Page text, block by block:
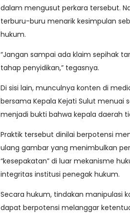
dalam mengusut perkara tersebut.
terburu-buru menarik kesimpulan
hukum.
“Jangan sampai ada klaim sepihak
tahap penyidikan,” tegasnya.
Di sisi lain, munculnya konten di
bersama Kepala Kejati Sulut menuai
menjadi bukti bahwa kepala daerah
Praktik tersebut dinilai berpotensi
ulang gambar yang menimbulkan
“kesepakatan” di luar mekanisme
integritas institusi penegak hukum.
Secara hukum, tindakan manipulasi
dapat berpotensi melanggar